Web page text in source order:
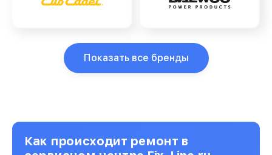
Показать все бренды
Как происходит ремонт в